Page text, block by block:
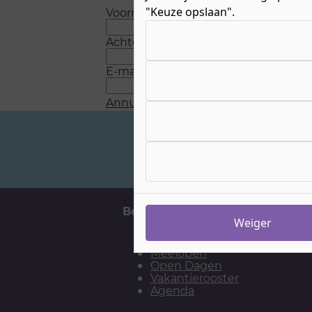
Voornaam*
Achternaam
E-mail
Annuleren Verstuur
Belangrijke momenten
Aanmelden
Meelopen
Open Dagen
Vakantierooster
Agenda
"Keuze opslaan".
Weiger